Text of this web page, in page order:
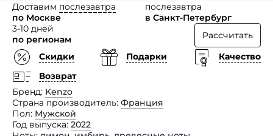
Доставим послезавтра
по Москве
послезавтра
в Санкт-Петербург
3-10 дней
по регионам
Рассчитать
Скидки
Подарки
Качество
Возврат
Бренд Kenzo
Страна производитель Франция
Пол Мужской
Год выпуска 2022